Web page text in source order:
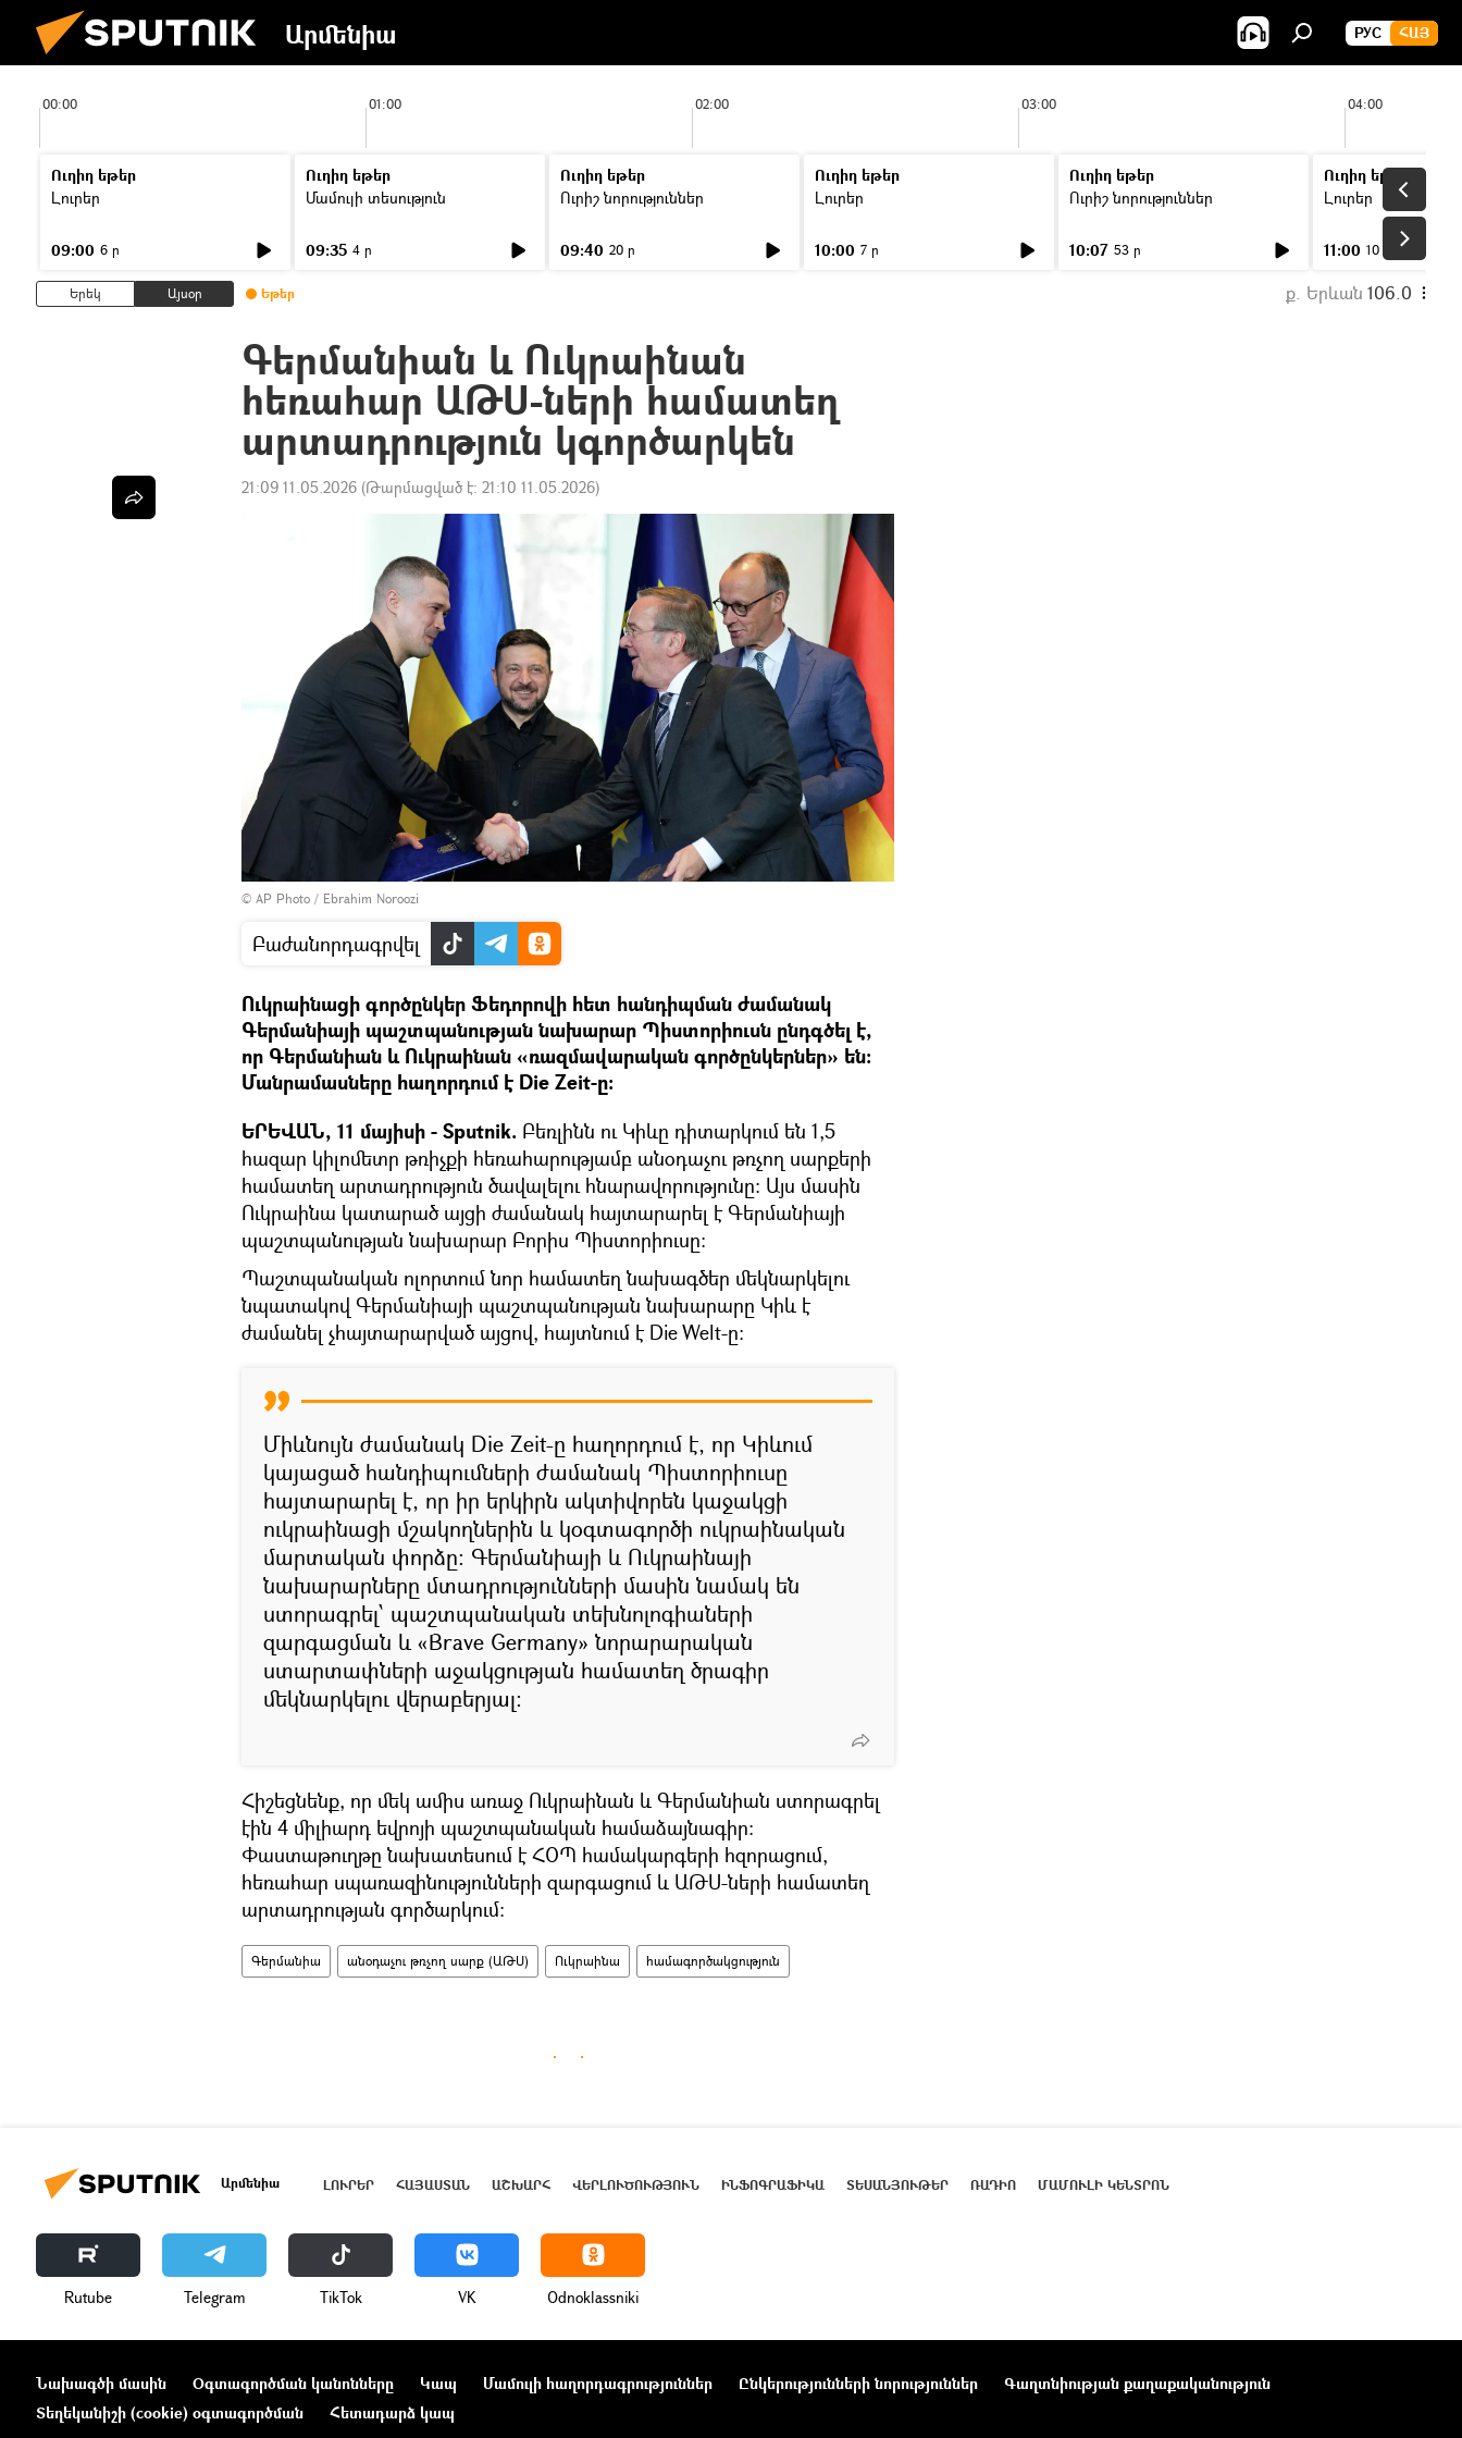
Արմենիա РУС ՀԱՅ
00:00 01:00 02:00 03:00 04:00
Ուղիղ եթեր
Լուրեր
09:00 6 ր
Ուղիղ եթեր
Մամուլի տեսություն
09:35 4 ր
Ուղիղ եթեր
Ուրիշ նորություններ
09:40 20 ր
Ուղիղ եթեր
Լուրեր
10:00 7 ր
Ուղիղ եթեր
Ուրիշ նորություններ
10:07 53 ր
Ուղիղ եթեր
Լուրեր
11:00 10 ր
Երեկ Այսօր Եթեր ք. Երևան 106.0
Գերմանիան և Ուկրաինան
հեռահար ԱԹՍ-ների համատեղ
արտադրություն կգործարկեն
21:09 11.05.2026 (Թարմացված է: 21:10 11.05.2026)
© AP Photo / Ebrahim Noroozi
Բաժանորդագրվել
Ուկրաինացի գործընկեր Ֆեդորովի հետ հանդիպման ժամանակ
Գերմանիայի պաշտպանության նախարար Պիստորիուսն ընդգծել է,
որ Գերմանիան և Ուկրաինան «ռազմավարական գործընկերներ» են։
Մանրամասները հաղորդում է Die Zeit-ը:
ԵՐԵՎԱՆ, 11 մայիսի - Sputnik. Բեռլինն ու Կիևը դիտարկում են 1,5
հազար կիլոմետր թռիչքի հեռահարությամբ անօդաչու թռչող սարքերի
համատեղ արտադրություն ծավալելու հնարավորությունը։ Այս մասին
Ուկրաինա կատարած այցի ժամանակ հայտարարել է Գերմանիայի
պաշտպանության նախարար Բորիս Պիստորիուսը։
Պաշտպանական ոլորտում նոր համատեղ նախագծեր մեկնարկելու
նպատակով Գերմանիայի պաշտպանության նախարարը Կիև է
ժամանել չհայտարարված այցով, հայտնում է Die Welt-ը։
Միևնույն ժամանակ Die Zeit-ը հաղորդում է, որ Կիևում
կայացած հանդիպումների ժամանակ Պիստորիուսը
հայտարարել է, որ իր երկիրն ակտիվորեն կաջակցի
ուկրաինացի մշակողներին և կօգտագործի ուկրաինական
մարտական փորձը։ Գերմանիայի և Ուկրաինայի
նախարարները մտադրությունների մասին նամակ են
ստորագրել՝ պաշտպանական տեխնոլոգիաների
զարգացման և «Brave Germany» նորարարական
ստարտափների աջակցության համատեղ ծրագիր
մեկնարկելու վերաբերյալ։
Հիշեցնենք, որ մեկ ամիս առաջ Ուկրաինան և Գերմանիան ստորագրել
էին 4 միլիարդ եվրոյի պաշտպանական համաձայնագիր։
Փաստաթուղթը նախատեսում է ՀՕՊ համակարգերի հզորացում,
հեռահար սպառազինությունների զարգացում և ԱԹՍ-ների համատեղ
արտադրության գործարկում։
Գերմանիա անօդաչու թռչող սարք (ԱԹՍ) Ուկրաինա համագործակցություն
Արմենիա ԼՈՒՐԵՐ ՀԱՅԱՍՏԱՆ ԱՇԽԱՐՀ ՎԵՐԼՈՒԾՈՒԹՅՈՒՆ ԻՆՖՈԳՐԱՖԻԿԱ ՏԵՍԱՆՅՈՒԹԵՐ ՌԱԴԻՈ ՄԱՄՈՒԼԻ ԿԵՆՏՐՈՆ
Rutube Telegram ТikТоk VK Odnoklassniki
Նախագծի մասին Օգտագործման կանոնները Կապ Մամուլի հաղորդագրություններ Ընկերությունների նորություններ
Գաղտնիության քաղաքականություն
Տեղեկանիշի (cookie) օգտագործման
Հետադարձ կապ